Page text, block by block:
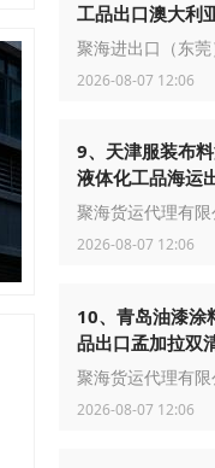
工品出口澳大利
聚海进出口（东莞
2026-08-07 12:06
9、天津服装布
液体化工品海运
聚海货运代理有限
2026-08-07 12:06
10、青岛油漆涂
品出口孟加拉双
聚海货运代理有限
2026-08-07 12:06